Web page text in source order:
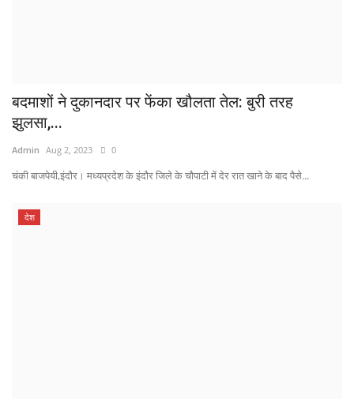
बदमाशों ने दुकानदार पर फेंका खौलता तेल: बुरी तरह
झुलसा,...
Admin Aug 2, 2023 0
चंकी बाजपेयी,इंदौर। मध्यप्रदेश के इंदौर जिले के चौपाटी में देर रात खाने के बाद पैसे...
देश